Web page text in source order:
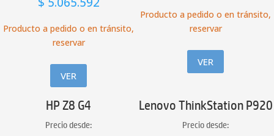
Producto a pedido o en tránsito,
reservar
VER
Producto a pedido o en tránsito,
reservar
VER
HP Z8 G4
Precio desde:
Lenovo ThinkStation P920
Precio desde: